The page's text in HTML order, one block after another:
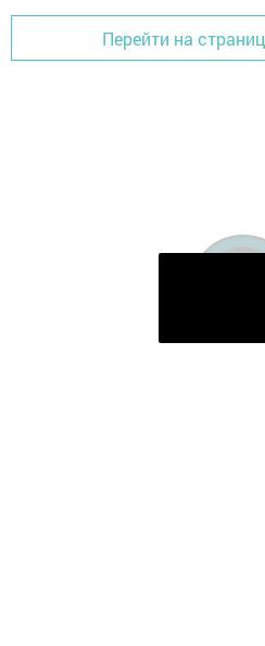
Перейти на